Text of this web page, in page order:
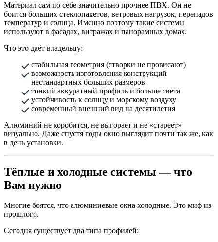
Материал сам по себе значительно прочнее ПВХ. Он не
боится больших стеклопакетов, ветровых нагрузок, перепадов
температур и солнца. Именно поэтому такие системы
используют в фасадах, витражах и панорамных домах.
Что это даёт владельцу:
стабильная геометрия (створки не провисают)
возможность изготовления конструкций
нестандартных больших размеров
тонкий аккуратный профиль и больше света
устойчивость к солнцу и морскому воздуху
современный внешний вид на десятилетия
Алюминий не коробится, не выгорает и не «стареет»
визуально. Даже спустя годы окно выглядит почти так же, как
в день установки.
Тёплые и холодные системы — что
Вам нужно
Многие боятся, что алюминиевые окна холодные. Это миф из
прошлого.
Сегодня существует два типа профилей: